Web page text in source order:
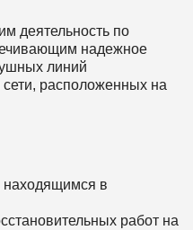
деятельность по
надежное
линий
сети, расположенных на
находящимся в
работ на